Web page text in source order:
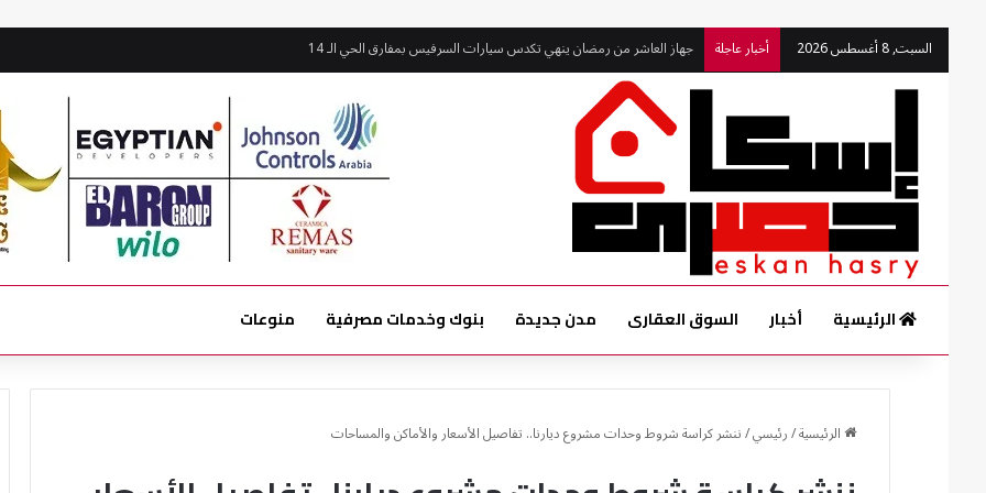
السبت, 8 أغسطس 2026 أخبار عاجلة جهاز العاشر من رمضان ينهي تكدس سيارات السرفيس بمفارق الحي الـ 14
الرئيسية أخبار السوق العقارى مدن جديدة بنوك وخدمات مصرفية منوعات
الرئيسية/رئيسي/ننشر كراسة شروط وحدات مشروع ديارنا.. تفاصيل الأسعار والأماكن والمساحات